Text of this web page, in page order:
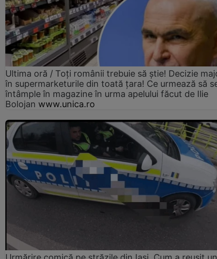
Ultima oră / Toți românii trebuie să știe! Decizie
în supermarketurile din toată țara! Ce urmează să
întâmple în magazine în urma apelului făcut de Ilie
Bolojan www.unica.ro